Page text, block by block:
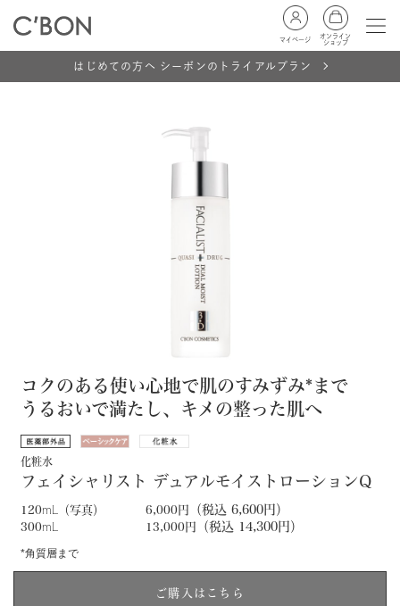
マイページ
オンライン
ショップ
はじめての方へ シーボンのトライアルプラン
コクのある使い心地で肌のすみずみ*まで
うるおいで満たし、キメの整った肌へ
化粧水
フェイシャリスト デュアルモイストローションQ
120mL （写真） 6,000円 （税込 6,600円）
300mL 13,000円 （税込 14,300円）
*角質層まで
ご購入はこちら